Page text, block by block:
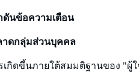
ดันข้อความเตือน
าดกลุ่มส่วนบุคคล
เกิดขึ้นภายใต้สมมติฐานของ "